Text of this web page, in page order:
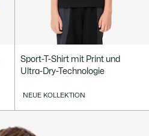
Sport-T-Shirt mit Print und
Ultra-Dry-Technologie
NEUE KOLLEKTION